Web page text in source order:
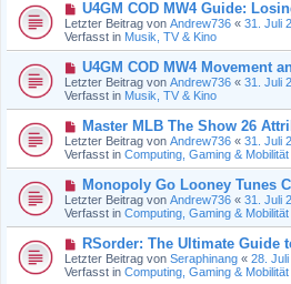
a
g
B
e
i
t
a
g
N
e
u
e
B
e
i
t
a
g
U4GM COD MW4 Guide:
Letzter Beitrag von Andrew736 « 31. Juli
Verfasst in Musik, TV & Kino
N
e
u
e
B
e
i
t
a
g
U4GM COD MW4 Movement
Letzter Beitrag von Andrew736 « 31. Juli
Verfasst in Musik, TV & Kino
N
e
u
e
B
e
i
t
a
g
Master MLB The Show 26
Letzter Beitrag von Andrew736 « 31. Juli
Verfasst in Computing, Gaming & Mobilität
N
e
u
e
B
e
i
Monopoly Go Looney Tunes
Letzter Beitrag von Andrew736 « 31. Juli
Verfasst in Computing, Gaming & Mobilität
N
e
u
e
RSorder: The Ultimate Guide
Letzter Beitrag von Seraphinang « 28. Juli
Verfasst in Computing, Gaming & Mobilität